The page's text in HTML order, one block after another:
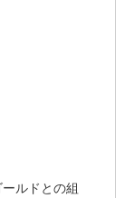
ルドとの組